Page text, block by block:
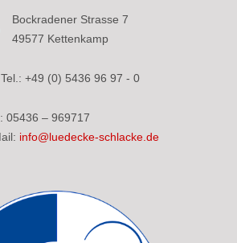
Bockradener Strasse 7
49577 Kettenkamp
Tel.: +49 (0) 5436 96 97 - 0
05436 – 969717
info@luedecke-schlacke.de